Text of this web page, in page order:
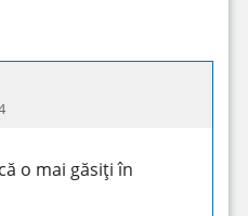
o mai găsiți în